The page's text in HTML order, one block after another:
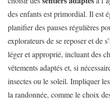
des enfants est primordial. Il est
planifier des pauses régulières
explorateurs de se reposer et de
léger et approprié, incluant des
vêtements adaptés et, si
insectes ou le soleil. Impliquer
la randonnée, comme le choix